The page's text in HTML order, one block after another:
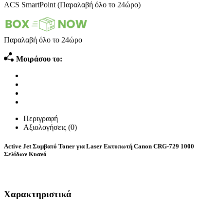
ACS SmartPoint (Παραλαβή όλο το 24ώρο)
Παραλαβή όλο το 24ώρο
Μοιράσου το:
Περιγραφή
Αξιολογήσεις (0)
Active Jet Συμβατό Toner για Laser Εκτυπωτή Canon CRG-729 1000
Σελίδων Κυανό
Χαρακτηριστικά